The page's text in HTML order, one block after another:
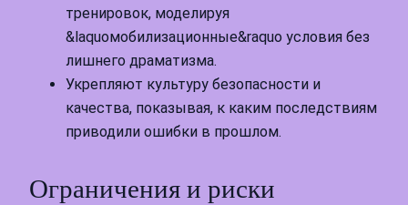
тренировок, моделируя
&laquoмобилизационные&raquo условия без
лишнего драматизма.
Укрепляют культуру безопасности и
качества, показывая, к каким последствиям
приводили ошибки в прошлом.
Ограничения и риски